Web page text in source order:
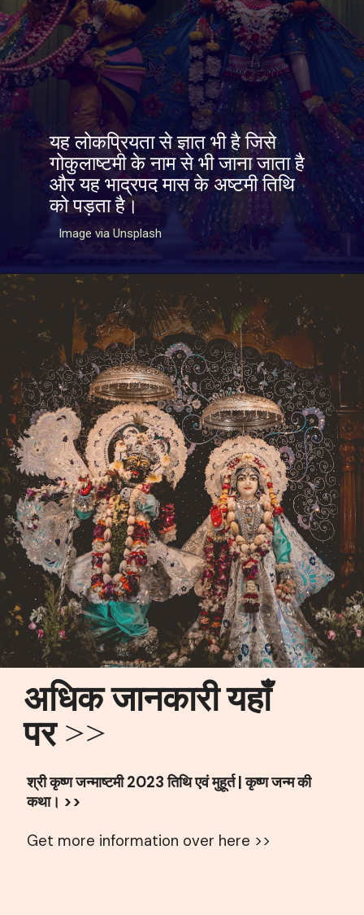
Image via Unsplash
यह लोकप्रियता से ज्ञात भी है जिसे
गोकुलाष्टमी के नाम से भी जाना जाता है
और यह भाद्रपद मास के अष्टमी तिथि
को पड़ता है।
अधिक जानकारी यहाँ
पर >>
श्री कृष्ण जन्माष्टमी 2023 तिथि एवं मुहूर्त |कृष्ण जन्म की
कथा। >>
Get more information over here >>